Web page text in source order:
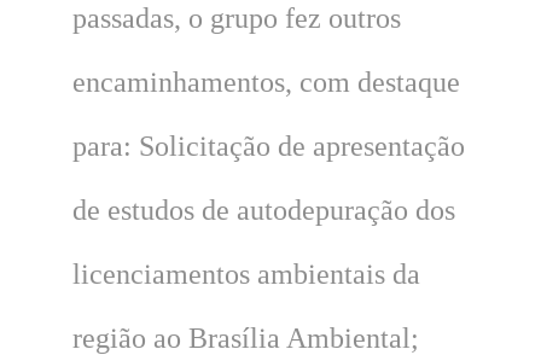
passadas, o grupo fez outros
encaminhamentos, com destaque
para: Solicitação de apresentação
de estudos de autodepuração dos
licenciamentos ambientais da
região ao Brasília Ambiental;